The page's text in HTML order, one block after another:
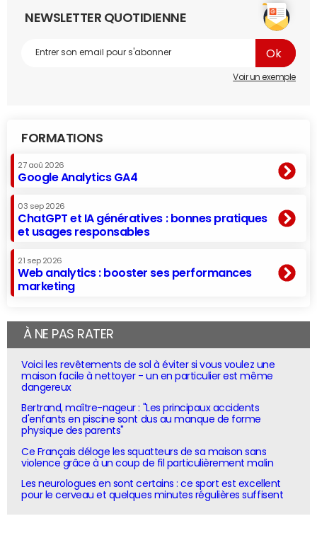
NEWSLETTER QUOTIDIENNE
Voir un exemple
FORMATIONS
27 aoû 2026
Google Analytics GA4
03 sep 2026
ChatGPT et IA génératives : bonnes pratiques
et usages responsables
21 sep 2026
Web analytics : booster ses performances
marketing
À NE PAS RATER
Voici les revêtements de sol à éviter si vous voulez une
maison facile à nettoyer - un en particulier est même
dangereux
Bertrand, maître-nageur : "Les principaux accidents
d'enfants en piscine sont dus au manque de forme
physique des parents"
Ce Français déloge les squatteurs de sa maison sans
violence grâce à un coup de fil particulièrement malin
Les neurologues en sont certains : ce sport est excellent
pour le cerveau et quelques minutes régulières suffisent